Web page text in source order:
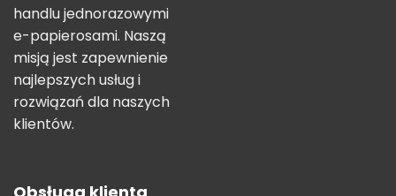
handlu jednorazowymi
e-papierosami. Naszą
misją jest zapewnienie
najlepszych usług i
rozwiązań dla naszych
klientów.